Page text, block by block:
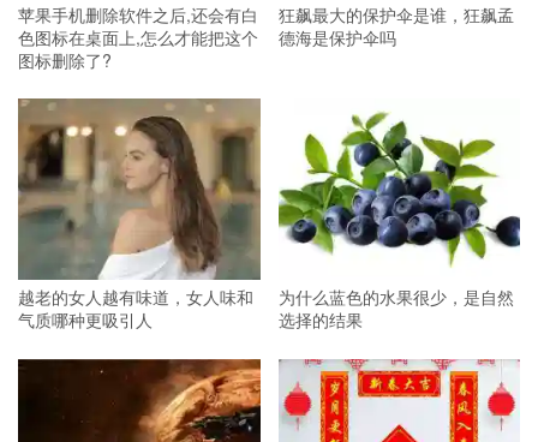
苹果手机删除软件之后,还会有白
色图标在桌面上,怎么才能把这个
图标删除了?
狂飙最大的保护伞是谁，狂飙孟
德海是保护伞吗
越老的女人越有味道，女人味和
气质哪种更吸引人
为什么蓝色的水果很少，是自然
选择的结果